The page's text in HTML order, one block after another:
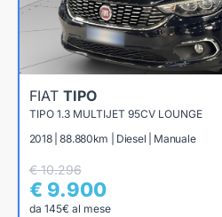
FIAT TIPO
TIPO 1.3 MULTIJET 95CV LOUNGE
2018 | 88.880km | Diesel | Manuale
€ 10.296
€ 9.900
da 145€ al mese